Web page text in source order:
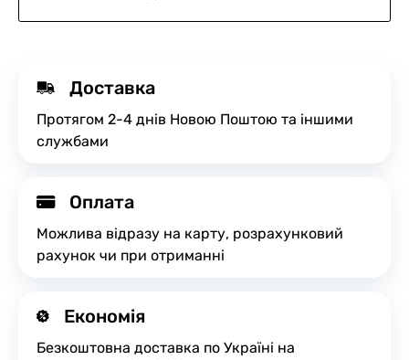
Доставка
Протягом 2-4 днів Новою Поштою та іншими
службами
Оплата
Можлива відразу на карту, розрахунковий
рахунок чи при отриманні
Економія
Безкоштовна доставка по Україні на